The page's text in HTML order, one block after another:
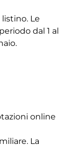
Le
dal 1 al
online
La